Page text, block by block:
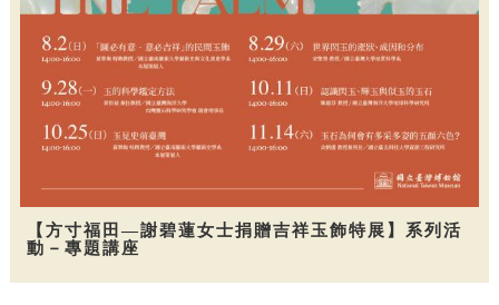
【方寸福田—謝碧蓮女士捐贈吉祥玉飾特展】系列活
動－專題講座